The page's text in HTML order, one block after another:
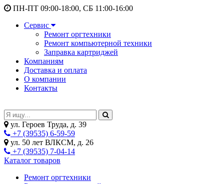
ПН-ПТ 09:00-18:00, СБ 11:00-16:00
Сервис
Ремонт оргтехники
Ремонт компьютерной техники
Заправка картриджей
Компаниям
Доставка и оплата
О компании
Контакты
ул. Героев Труда, д. 39
+7 (39535) 6-59-59
ул. 50 лет ВЛКСМ, д. 26
+7 (39535) 7-04-14
Каталог товаров
Ремонт оргтехники